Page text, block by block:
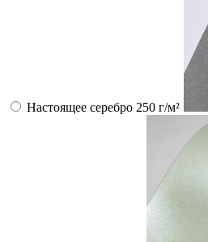
Настоящее серебро 250 г/м²